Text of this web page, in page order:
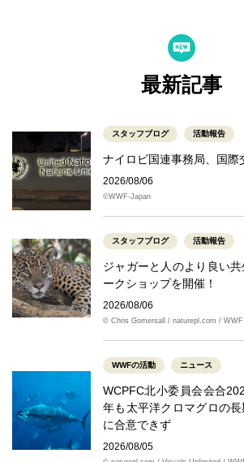
最新記事
スタッフブログ 活動報告
ナイロビ国連事務局、国際
2026/08/06
©WWF-Japan
スタッフブログ 活動報告
ジャガーと人のより良い
ークショップを開催！
2026/08/06
© Chris Gomersall / naturepl.com / WWF
WWFの活動 ニュース
WCPFC北小委員会会合
年も太平洋クロマグロの
に合意できず
2026/08/05